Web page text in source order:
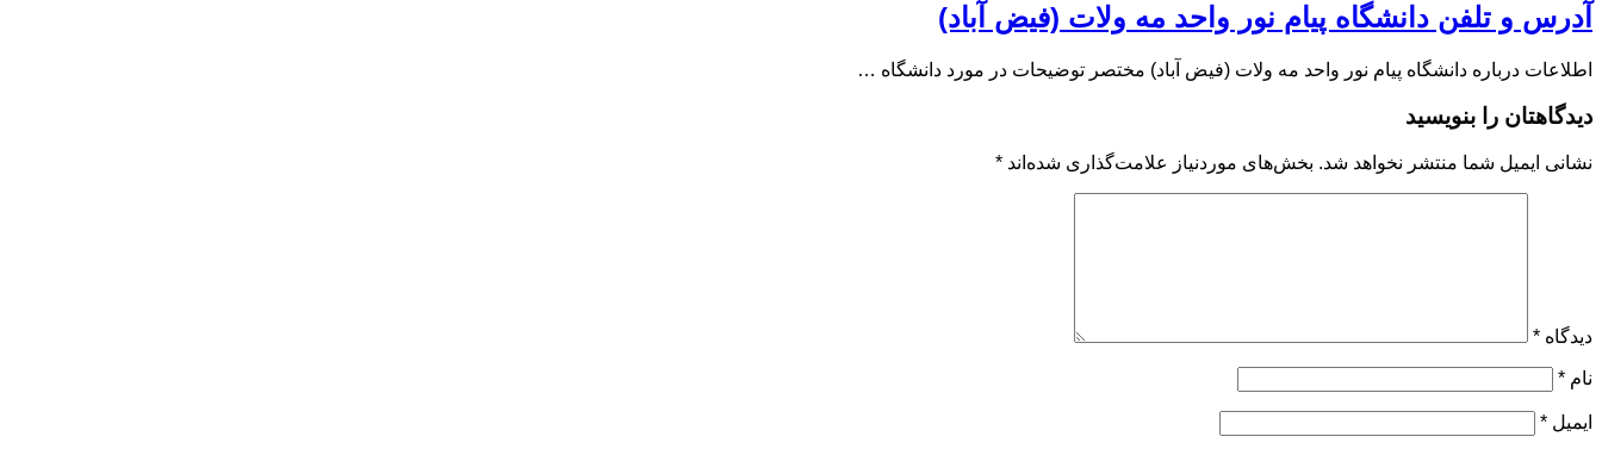
آدرس و تلفن دانشگاه پیام نور واحد مه ولات (فیض آباد)
اطلاعات درباره دانشگاه پیام نور واحد مه ولات (فیض آباد) مختصر توضیحات در مورد دانشگاه …
دیدگاهتان را بنویسید
نشانی ایمیل شما منتشر نخواهد شد. بخش‌های موردنیاز علامت‌گذاری شده‌اند *
دیدگاه *
نام *
ایمیل *